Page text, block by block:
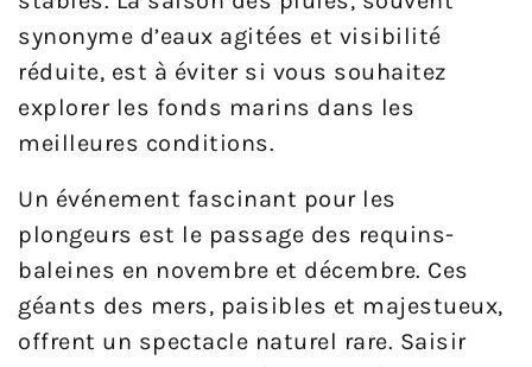
synonyme d’eaux agitées et visibilité
réduite, est à éviter si vous souhaitez
explorer les fonds marins dans les
meilleures conditions.
Un événement fascinant pour les
plongeurs est le passage des requins-
baleines en novembre et décembre. Ces
géants des mers, paisibles et majestueux,
offrent un spectacle naturel rare. Saisir